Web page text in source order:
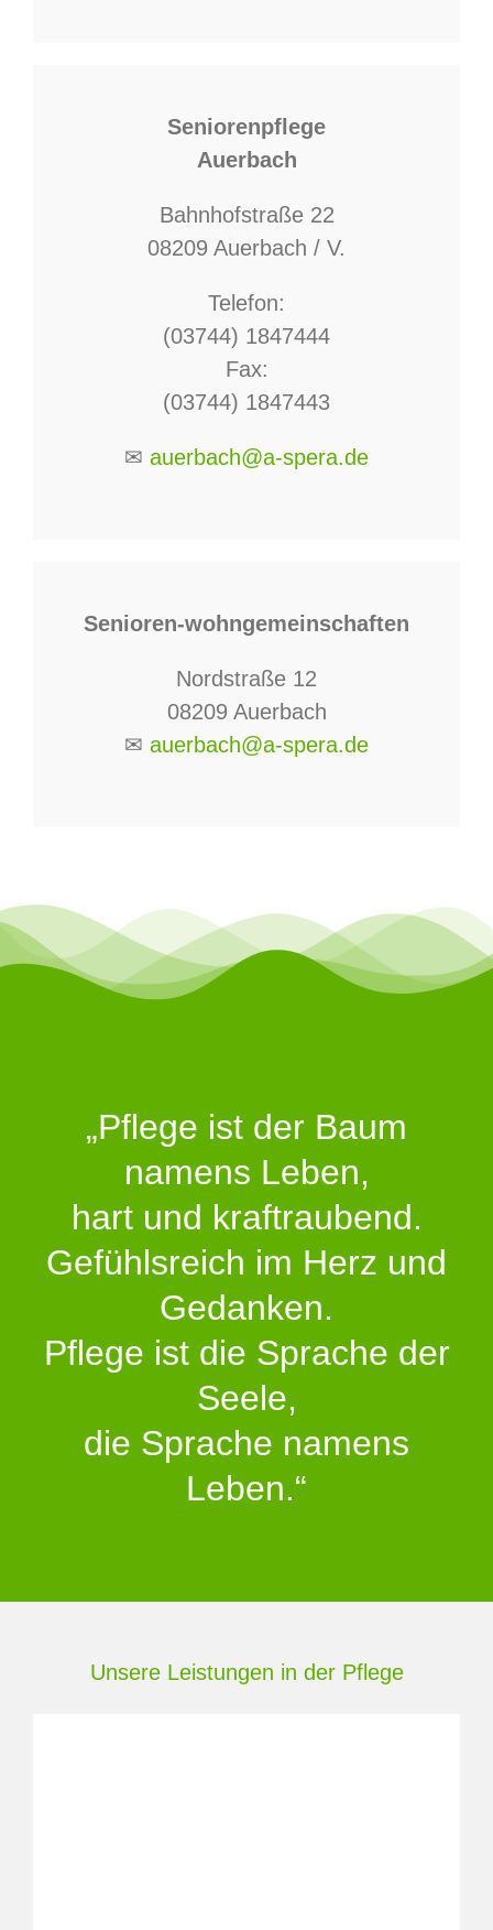
Seniorenpflege
Auerbach
Bahnhofstraße 22
08209 Auerbach / V.
Telefon:
(03744) 1847444
Fax:
(03744) 1847443
✉ auerbach@a-spera.de
Senioren-wohngemeinschaften
Nordstraße 12
08209 Auerbach
✉ auerbach@a-spera.de
„Pflege ist der Baum
namens Leben,
hart und kraftraubend.
Gefühlsreich im Herz und
Gedanken.
Pflege ist die Sprache der
Seele,
die Sprache namens
Leben.“
Unsere Leistungen in der Pflege